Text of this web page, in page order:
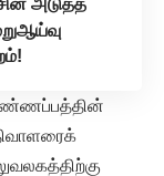
அடுத்த